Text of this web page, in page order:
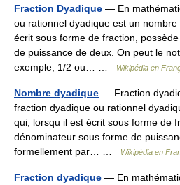
Fraction Dyadique — En
ou rationnel dyadique est un
écrit sous forme de fraction,
de puissance de deux. On peut le
exemple, 1/2 ou… …
Wikipédia en
Nombre dyadique — Fraction
fraction dyadique ou rationnel
qui, lorsqu il est écrit sous forme de
dénominateur sous forme de
formellement par… …
Wikipédia en
Fraction dyadique — En